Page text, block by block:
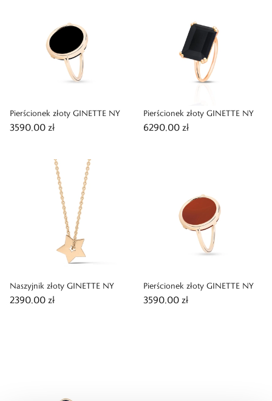
Pierścionek złoty GINETTE NY
3590,00 zł
Pierścionek złoty GINETTE NY
6290,00 zł
Naszyjnik złoty GINETTE NY
2390,00 zł
Pierścionek złoty GINETTE NY
3590,00 zł